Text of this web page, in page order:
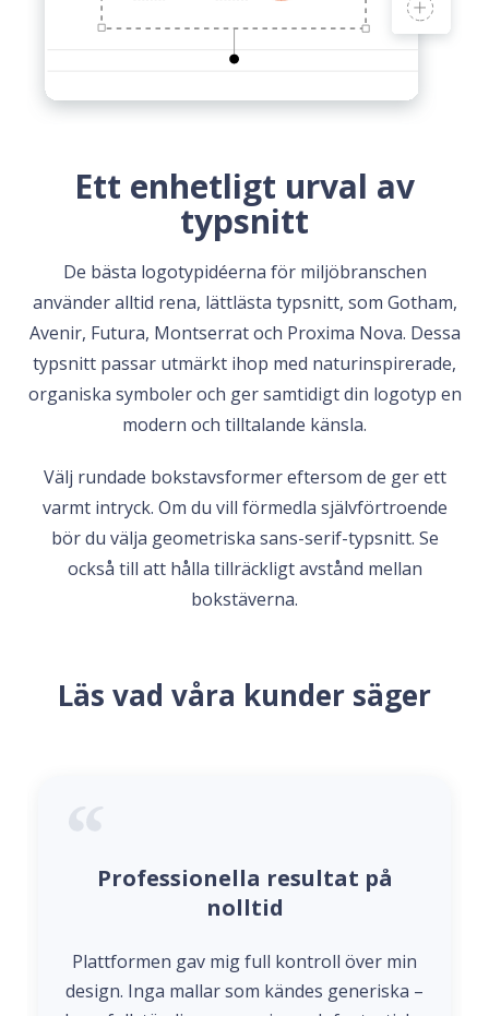
Ett enhetligt urval av
typsnitt
De bästa logotypidéerna för miljöbranschen
använder alltid rena, lättlästa typsnitt, som Gotham,
Avenir, Futura, Montserrat och Proxima Nova. Dessa
typsnitt passar utmärkt ihop med naturinspirerade,
organiska symboler och ger samtidigt din logotyp en
modern och tilltalande känsla.
Välj rundade bokstavsformer eftersom de ger ett
varmt intryck. Om du vill förmedla självförtroende
bör du välja geometriska sans-serif-typsnitt. Se
också till att hålla tillräckligt avstånd mellan
bokstäverna.
Läs vad våra kunder säger
Professionella resultat på
nolltid
Plattformen gav mig full kontroll över min
design. Inga mallar som kändes generiska –